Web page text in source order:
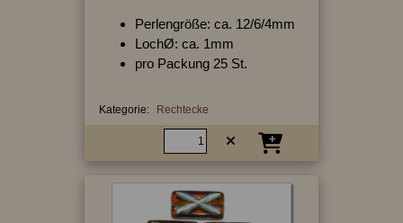
Perlengröße: ca. 12/6/4mm
LochØ: ca. 1mm
pro Packung 25 St.
Kategorie: Rechtecke